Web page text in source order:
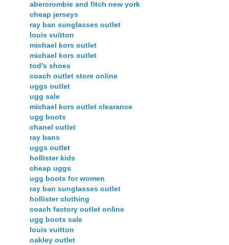
abercrombie and fitch new york
cheap jerseys
ray ban sunglasses outlet
louis vuitton
michael kors outlet
michael kors outlet
tod's shoes
coach outlet store online
uggs outlet
ugg sale
michael kors outlet clearance
ugg boots
chanel outlet
ray bans
uggs outlet
hollister kids
cheap uggs
ugg boots for women
ray ban sunglasses outlet
hollister clothing
coach factory outlet online
ugg boots sale
louis vuitton
oakley outlet